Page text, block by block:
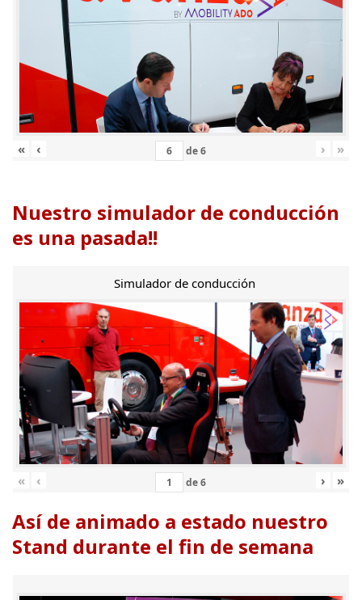
« ‹ de6 › »
Nuestro simulador de conducción
es una pasada!!
Simulador de conducción
« ‹ de6 › »
Así de animado a estado nuestro
Stand durante el fin de semana